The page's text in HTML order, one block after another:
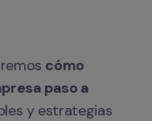
cómo
paso a
y estrategias